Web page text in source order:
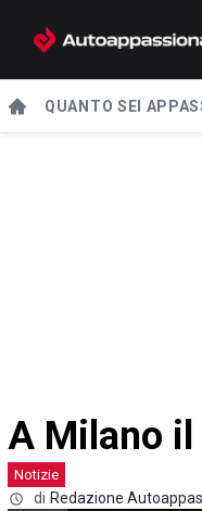
QUANTO SEI
A Milano il
Notizie
di Redazione